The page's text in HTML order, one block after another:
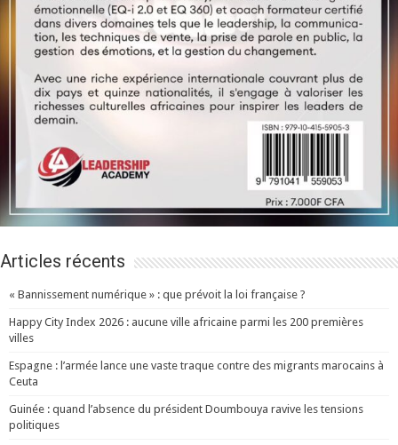
Articles récents
« Bannissement numérique » : que prévoit la loi française ?
Happy City Index 2026 : aucune ville africaine parmi les 200 premières
villes
Espagne : l’armée lance une vaste traque contre des migrants marocains à
Ceuta
Guinée : quand l’absence du président Doumbouya ravive les tensions
politiques